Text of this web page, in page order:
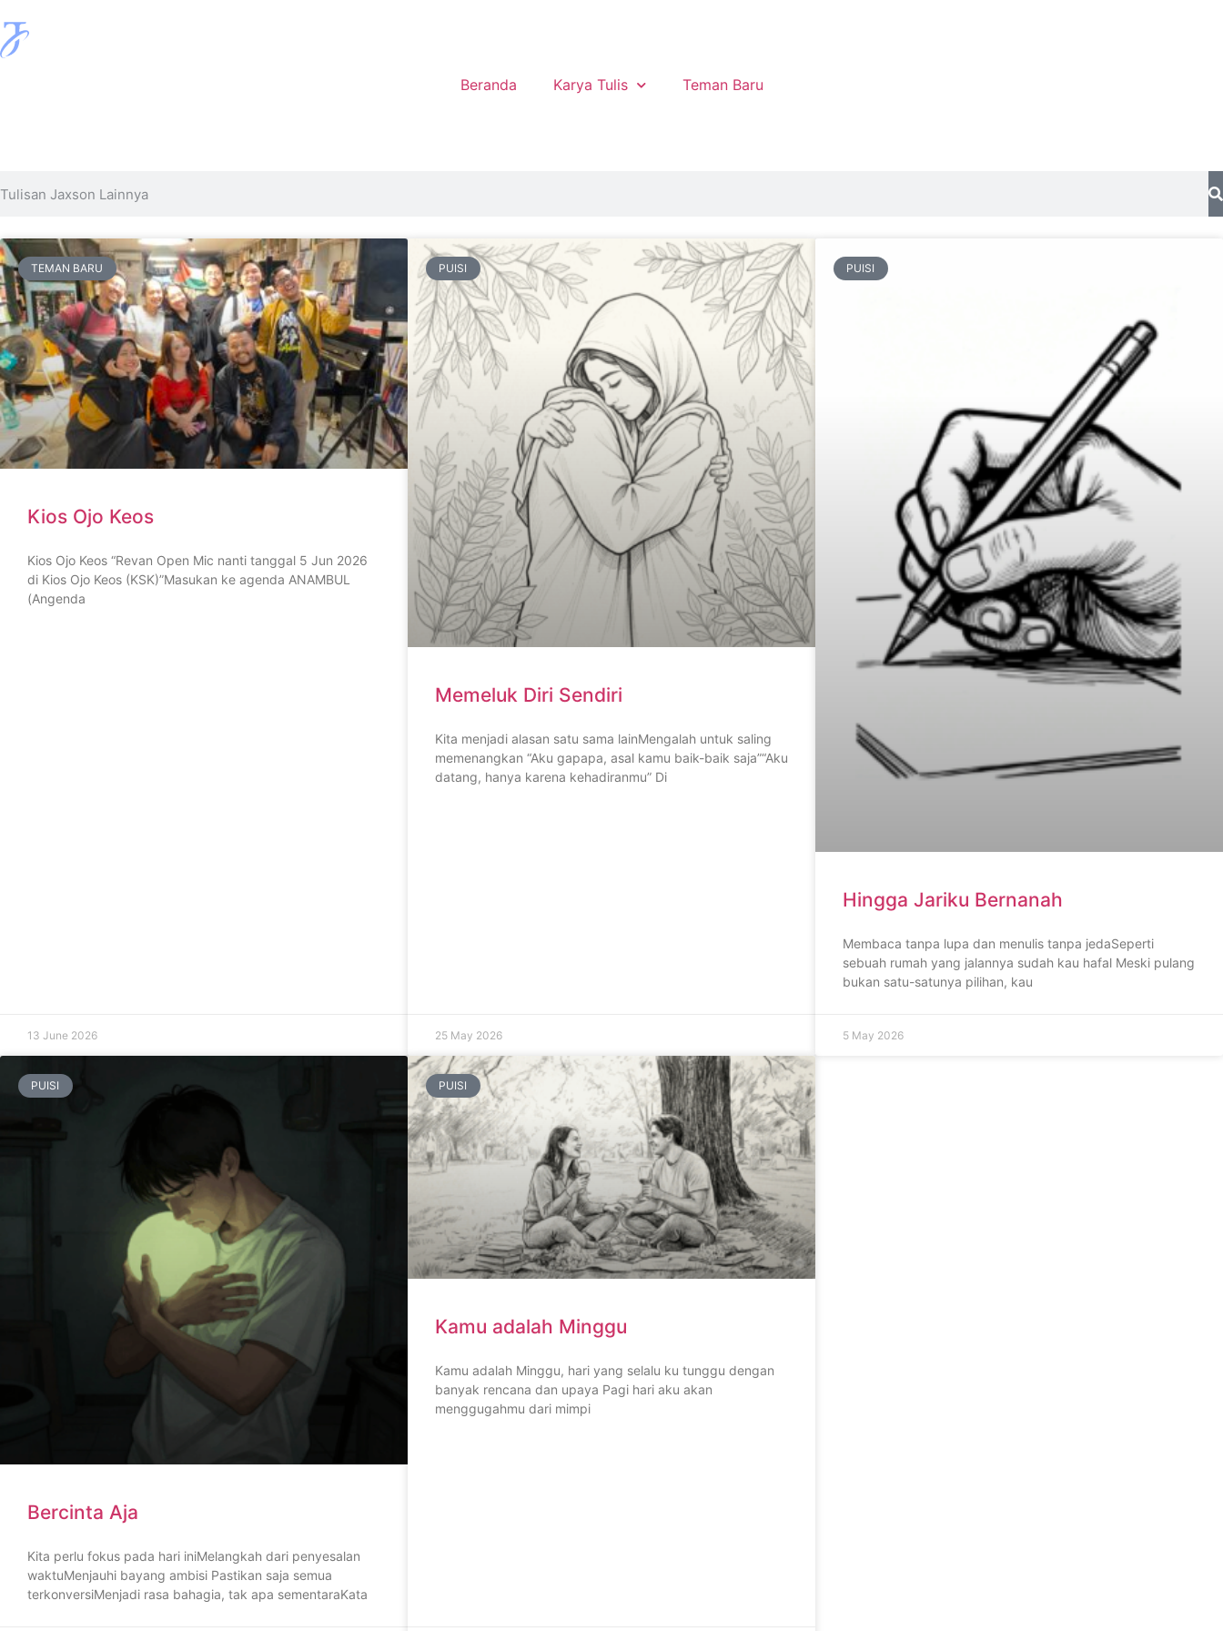
Beranda Karya Tulis Teman Baru
TEMAN BARU
Kios Ojo Keos
Kios Ojo Keos “Revan Open Mic nanti tanggal 5 Jun 2026
di Kios Ojo Keos (KSK)”Masukan ke agenda ANAMBUL
(Angenda
13 June 2026
PUISI
Memeluk Diri Sendiri
Kita menjadi alasan satu sama lainMengalah untuk saling
memenangkan “Aku gapapa, asal kamu baik-baik saja”“Aku
datang, hanya karena kehadiranmu” Di
25 May 2026
PUISI
Hingga Jariku Bernanah
Membaca tanpa lupa dan menulis tanpa jedaSeperti
sebuah rumah yang jalannya sudah kau hafal Meski pulang
bukan satu-satunya pilihan, kau
5 May 2026
PUISI
Bercinta Aja
Kita perlu fokus pada hari iniMelangkah dari penyesalan
waktuMenjauhi bayang ambisi Pastikan saja semua
terkonversiMenjadi rasa bahagia, tak apa sementaraKata
PUISI
Kamu adalah Minggu
Kamu adalah Minggu, hari yang selalu ku tunggu dengan
banyak rencana dan upaya Pagi hari aku akan
menggugahmu dari mimpi